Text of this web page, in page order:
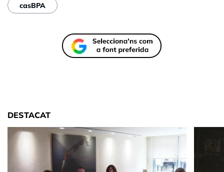
casBPA
DESTACAT